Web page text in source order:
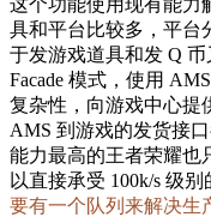
这个功能使用现有能力
具和平台比较多，平台
于发游戏道具和发 Q
Facade 模式，使用
复杂性，向游戏中心提
AMS 到游戏的发货接
能力最高的王者荣耀也
以直接承受 100k/s 级别
要有一个队列来解决生